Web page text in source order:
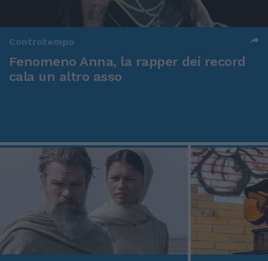
Controtempo
Fenomeno Anna, la rapper dei record
cala un altro asso